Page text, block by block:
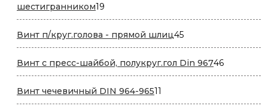
шестигранником19
товаров
Винт п/круг.голова - прямой шлиц4545
товаров
Винт с пресс-шайбой, полукруг.гол Din 9674646
товаров
Винт чечевичный DIN 964-96511
товаров